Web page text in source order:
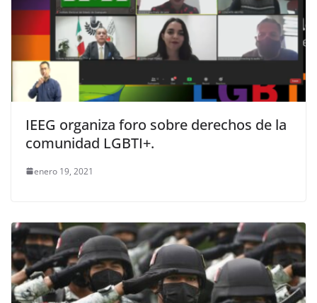
IEEG organiza foro sobre derechos de la
comunidad LGBTI+.
enero 19, 2021